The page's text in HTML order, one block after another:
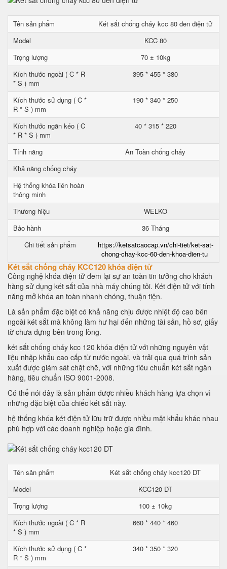
Tên sản phẩm
Két sắt chống cháy kcc 80 đen điện tử
Model
KCC 80
Trọng lượng
70 ± 10kg
Kích thước ngoài ( C * R
* S ) mm
395 * 455 * 380
Kích thước sử dụng ( C *
R * S ) mm
190 * 340 * 250
Kích thước ngăn kéo ( C
* R * S ) mm
40 * 315 * 220
Tính năng
An Toàn chống cháy
Khả năng chống cháy
Hệ thống khóa liên hoàn
thông minh
Thương hiệu
WELKO
Bảo hành
36 Tháng
Chi tiết sản phẩm
https://ketsatcaocap.vn/chi-tiet/ket-sat-
chong-chay-kcc-60-den-khoa-dien-tu
Két sắt chống cháy KCC120 khóa điện tử
Công nghệ khóa điện tử đem lại sự an toàn tin tưởng cho khách
hàng sử dụng két sắt của nhà máy chúng tôi. Két điện tử với tính
năng mở khóa an toàn nhanh chóng, thuận tiện.
Là sản phẩm đặc biệt có khả năng chịu được nhiệt độ cao bên
ngoài két sắt mà không làm hư hại đến những tài sản, hồ sơ, giấy
tờ chưa đựng bên trong lòng.
két sắt chống cháy kcc 120 khóa điện tử với những nguyên vật
liệu nhập khẩu cao cấp từ nước ngoài, và trải qua quá trình sản
xuất được giám sát chặt chẽ, với những tiêu chuẩn két sắt ngân
hàng, tiêu chuẩn ISO 9001-2008.
Có thể nói đây là sản phẩm được nhiều khách hàng lựa chọn vì
những đặc biệt của chiếc két sắt này.
hệ thống khóa két điện tử lữu trữ được nhiều mật khẩu khác nhau
phù hợp với các doanh nghiệp hoặc gia đình.
Tên sản phẩm
Két sắt chống cháy kcc120 DT
Model
KCC120 DT
Trọng lượng
100 ± 10kg
Kích thước ngoài ( C * R
* S ) mm
660 * 440 * 460
Kích thước sử dụng ( C *
R * S ) mm
340 * 350 * 320